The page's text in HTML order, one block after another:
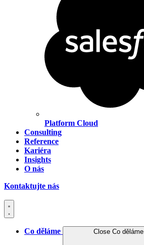
Platform Cloud
Consulting
Reference
Kariéra
Insights
O nás
Kontaktujte nás
Co děláme Close Co děláme